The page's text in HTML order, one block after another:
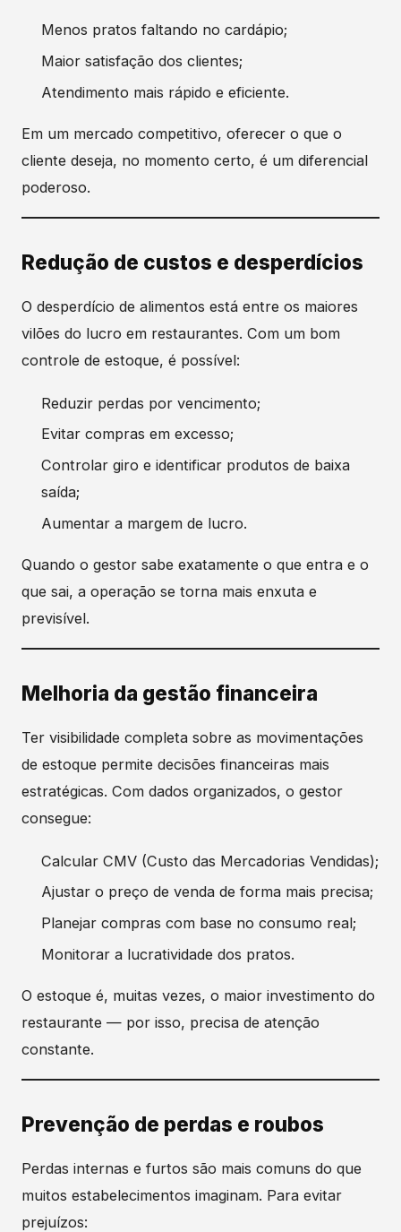
Menos pratos faltando no cardápio;
Maior satisfação dos clientes;
Atendimento mais rápido e eficiente.
Em um mercado competitivo, oferecer o que o
cliente deseja, no momento certo, é um diferencial
poderoso.
Redução de custos e desperdícios
O desperdício de alimentos está entre os maiores
vilões do lucro em restaurantes. Com um bom
controle de estoque, é possível:
Reduzir perdas por vencimento;
Evitar compras em excesso;
Controlar giro e identificar produtos de baixa
saída;
Aumentar a margem de lucro.
Quando o gestor sabe exatamente o que entra e o
que sai, a operação se torna mais enxuta e
previsível.
Melhoria da gestão financeira
Ter visibilidade completa sobre as movimentações
de estoque permite decisões financeiras mais
estratégicas. Com dados organizados, o gestor
consegue:
Calcular CMV (Custo das Mercadorias Vendidas);
Ajustar o preço de venda de forma mais precisa;
Planejar compras com base no consumo real;
Monitorar a lucratividade dos pratos.
O estoque é, muitas vezes, o maior investimento do
restaurante — por isso, precisa de atenção
constante.
Prevenção de perdas e roubos
Perdas internas e furtos são mais comuns do que
muitos estabelecimentos imaginam. Para evitar
prejuízos: